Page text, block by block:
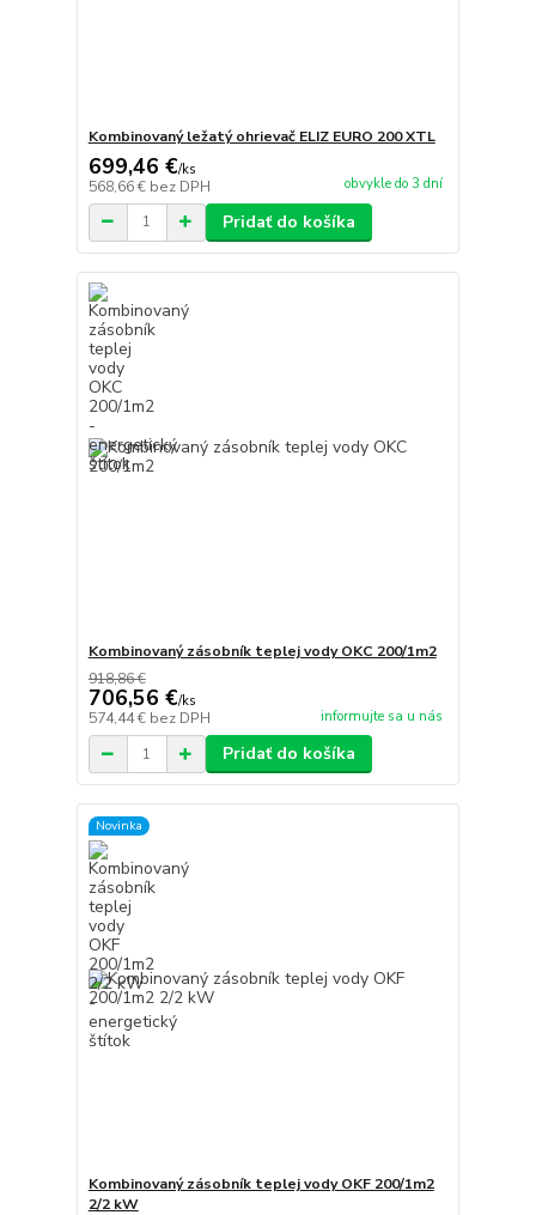
Kombinovaný ležatý ohrievač ELIZ EURO 200 XTL
699,46 €/ks
568,66 € bez DPH obvykle do 3 dní
Pridať do košíka
Kombinovaný zásobník teplej vody OKC 200/1m2
918,86 €
706,56 €/ks
574,44 € bez DPH informujte sa u nás
Pridať do košíka
Novinka
Kombinovaný zásobník teplej vody OKF 200/1m2
2/2 kW